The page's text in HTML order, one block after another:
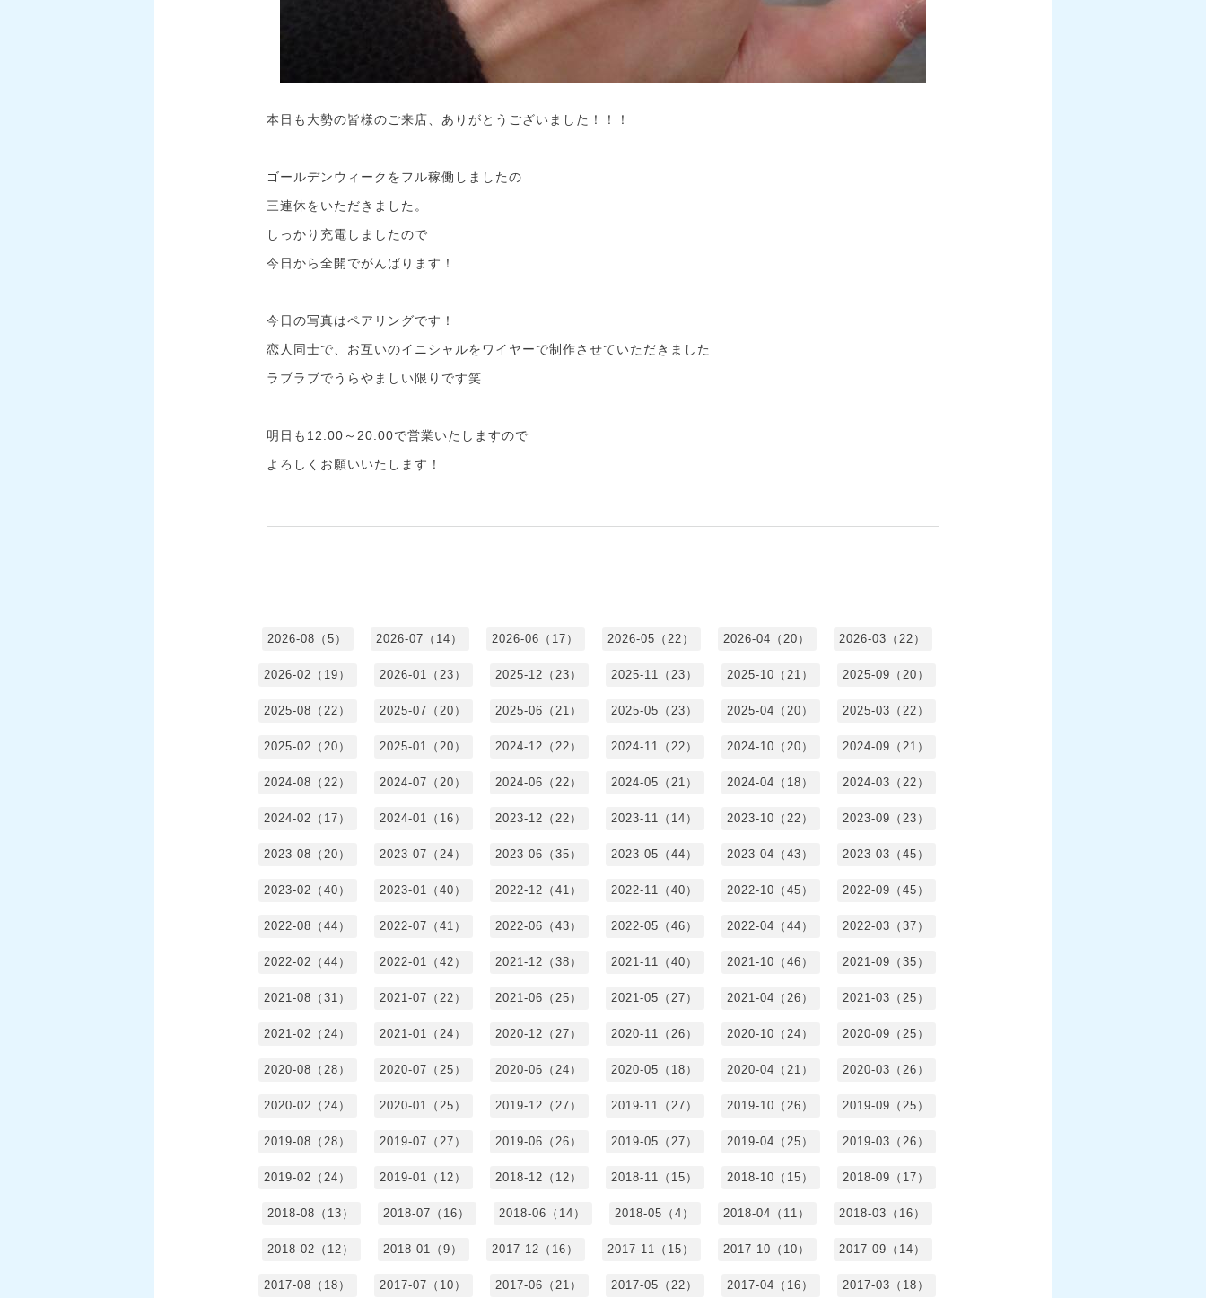
本日も大勢の皆様のご来店、ありがとうございました！！！
ゴールデンウィークをフル稼働しましたの
三連休をいただきました。
しっかり充電しましたので
今日から全開でがんばります！
今日の写真はペアリングです！
恋人同士で、お互いのイニシャルをワイヤーで制作させていただきました
ラブラブでうらやましい限りです笑
明日も12:00～20:00で営業いたしますので
よろしくお願いいたします！
2026-08（5） 2026-07（14） 2026-06（17） 2026-05（22） 2026-04（20） 2026-03（22）
2026-02（19） 2026-01（23） 2025-12（23） 2025-11（23） 2025-10（21） 2025-09（20）
2025-08（22） 2025-07（20） 2025-06（21） 2025-05（23） 2025-04（20） 2025-03（22）
2025-02（20） 2025-01（20） 2024-12（22） 2024-11（22） 2024-10（20） 2024-09（21）
2024-08（22） 2024-07（20） 2024-06（22） 2024-05（21） 2024-04（18） 2024-03（22）
2024-02（17） 2024-01（16） 2023-12（22） 2023-11（14） 2023-10（22） 2023-09（23）
2023-08（20） 2023-07（24） 2023-06（35） 2023-05（44） 2023-04（43） 2023-03（45）
2023-02（40） 2023-01（40） 2022-12（41） 2022-11（40） 2022-10（45） 2022-09（45）
2022-08（44） 2022-07（41） 2022-06（43） 2022-05（46） 2022-04（44） 2022-03（37）
2022-02（44） 2022-01（42） 2021-12（38） 2021-11（40） 2021-10（46） 2021-09（35）
2021-08（31） 2021-07（22） 2021-06（25） 2021-05（27） 2021-04（26） 2021-03（25）
2021-02（24） 2021-01（24） 2020-12（27） 2020-11（26） 2020-10（24） 2020-09（25）
2020-08（28） 2020-07（25） 2020-06（24） 2020-05（18） 2020-04（21） 2020-03（26）
2020-02（24） 2020-01（25） 2019-12（27） 2019-11（27） 2019-10（26） 2019-09（25）
2019-08（28） 2019-07（27） 2019-06（26） 2019-05（27） 2019-04（25） 2019-03（26）
2019-02（24） 2019-01（12） 2018-12（12） 2018-11（15） 2018-10（15） 2018-09（17）
2018-08（13） 2018-07（16） 2018-06（14） 2018-05（4） 2018-04（11） 2018-03（16）
2018-02（12） 2018-01（9） 2017-12（16） 2017-11（15） 2017-10（10） 2017-09（14）
2017-08（18） 2017-07（10） 2017-06（21） 2017-05（22） 2017-04（16） 2017-03（18）